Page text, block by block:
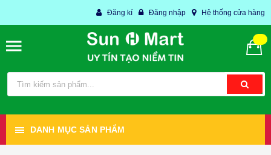
Đăng kí Đăng nhập Hệ thống cửa hàng
DANH MỤC SẢN PHẨM